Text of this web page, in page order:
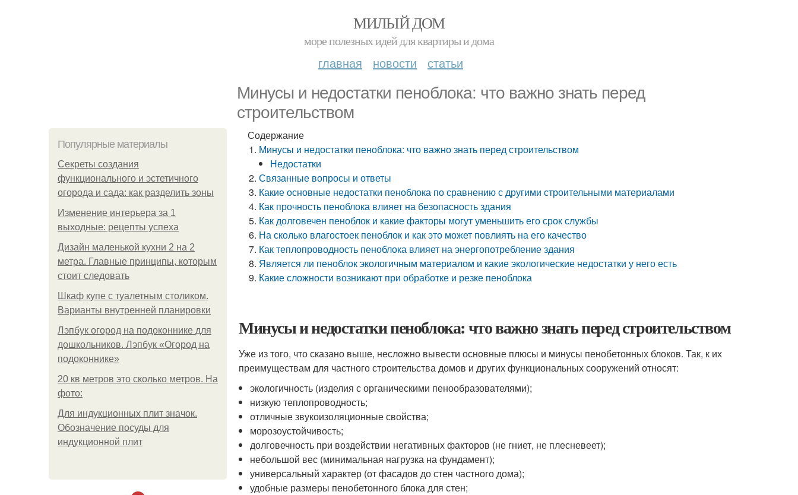
МИЛЫЙ ДОМ
море полезных идей для квартиры и дома
главная новости статьи
Минусы и недостатки пеноблока: что важно знать перед
строительством
Популярные материалы
Секреты создания
функционального и эстетичного
огорода и сада: как разделить зоны
Изменение интерьера за 1
выходные: рецепты успеха
Дизайн маленькой кухни 2 на 2
метра. Главные принципы, которым
стоит следовать
Шкаф купе с туалетным столиком.
Варианты внутренней планировки
Лэпбук огород на подоконнике для
дошкольников. Лэпбук «Огород на
подоконнике»
20 кв метров это сколько метров. На
фото:
Для индукционных плит значок.
Обозначение посуды для
индукционной плит
Содержание
Минусы и недостатки пеноблока: что важно знать перед строительством
Недостатки
Связанные вопросы и ответы
Какие основные недостатки пеноблока по сравнению с другими строительными материалами
Как прочность пеноблока влияет на безопасность здания
Как долговечен пеноблок и какие факторы могут уменьшить его срок службы
На сколько влагостоек пеноблок и как это может повлиять на его качество
Как теплопроводность пеноблока влияет на энергопотребление здания
Является ли пеноблок экологичным материалом и какие экологические недостатки у него есть
Какие сложности возникают при обработке и резке пеноблока
Минусы и недостатки пеноблока: что важно знать перед строительством
Уже из того, что сказано выше, несложно вывести основные плюсы и минусы пенобетонных блоков. Так, к их
преимуществам для частного строительства домов и других функциональных сооружений относят:
экологичность (изделия с органическими пенообразователями);
низкую теплопроводность;
отличные звукоизоляционные свойства;
морозоустойчивость;
долговечность при воздействии негативных факторов (не гниет, не плесневеет);
небольшой вес (минимальная нагрузка на фундамент);
универсальный характер (от фасадов до стен частного дома);
удобные размеры пенобетонного блока для стен;